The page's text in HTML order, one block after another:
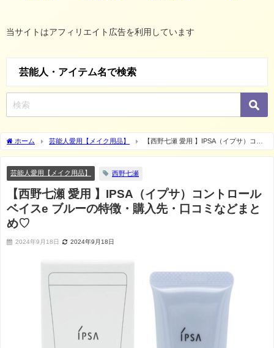
当サイトはアフィリエイト広告を利用しています
芸能人・アイテム名で検索
ホーム 芸能人愛用【メイク用品】
【西野七瀬 愛用 】IPSA（イプサ）コン
トロールベイスe ブルーの特徴・購入先・口コミなどまとめ♡
芸能人愛用【メイク用品】 西野七瀬
【西野七瀬 愛用 】IPSA（イプサ）コントロール
ベイスe ブルーの特徴・購入先・口コミなどまと
め♡
2024年9月18日 2024年9月18日